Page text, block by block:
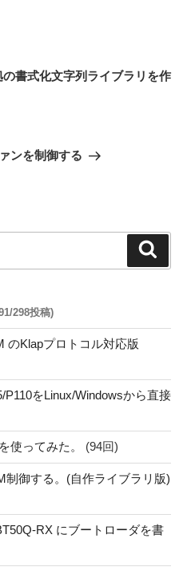
書式化文字列ライブラリを作
ンを制御する
298投稿)
のKlapプロトコル対応版
P110をLinux/Windowsから直接
使ってみた。 (94回)
制御する。(自作ライブラリ版)
RX にブートローダを書